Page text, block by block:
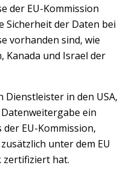
der EU-Kommission
Sicherheit der Daten bei
vorhanden sind, wie
Kanada und Israel der
in den USA,
ein
EU-Kommission,
unter dem EU
zertifiziert hat.